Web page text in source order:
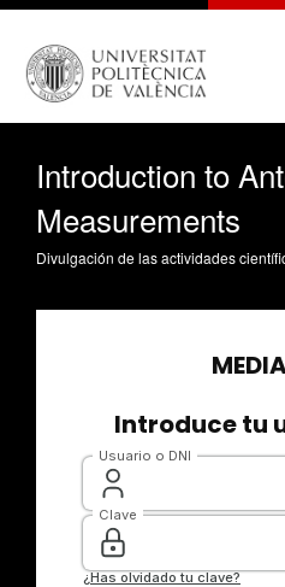
Introduction to
Measurements